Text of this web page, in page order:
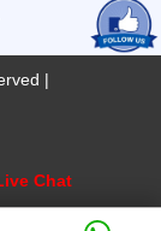
|
Chat